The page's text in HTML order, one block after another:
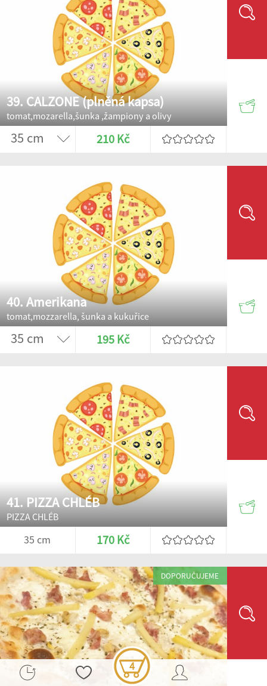
4
39. CALZONE (plněná kapsa)
tomat,mozarella,šunka ,žampiony a olivy
210 Kč
40. Amerikana
tomat,mozzarella, šunka a kukuřice
195 Kč
41. PIZZA CHLÉB
PIZZA CHLÉB
35 cm 170 Kč
DOPORUČUJEME